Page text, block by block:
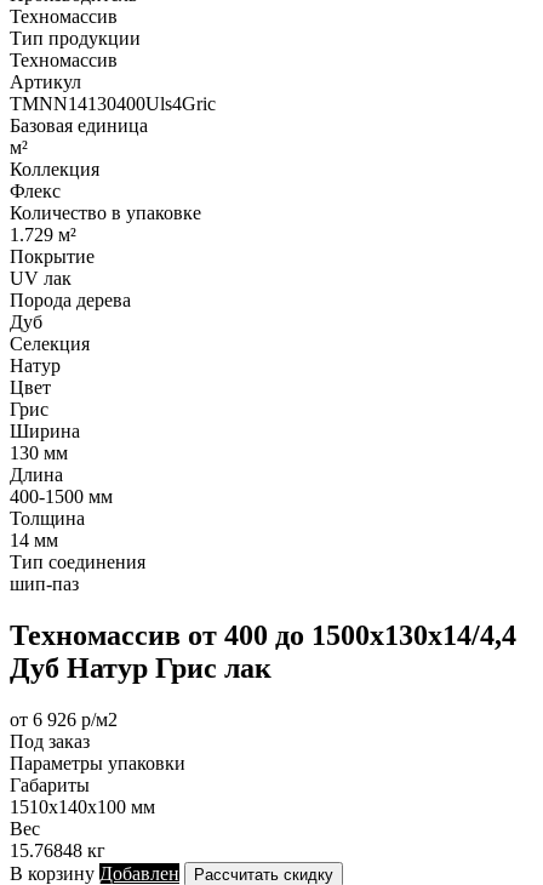
Техномассив
Тип продукции
Техномассив
Артикул
TMNN14130400Uls4Gric
Базовая единица
м²
Коллекция
Флекс
Количество в упаковке
1.729 м²
Покрытие
UV лак
Порода дерева
Дуб
Селекция
Натур
Цвет
Грис
Ширина
130 мм
Длина
400-1500 мм
Толщина
14 мм
Тип соединения
шип-паз
Техномассив от 400 до 1500х130х14/4,4
Дуб Натур Грис лак
от 6 926 р/м2
Под заказ
Параметры упаковки
Габариты
1510х140х100 мм
Вес
15.76848 кг
В корзину Добавлен Рассчитать скидку